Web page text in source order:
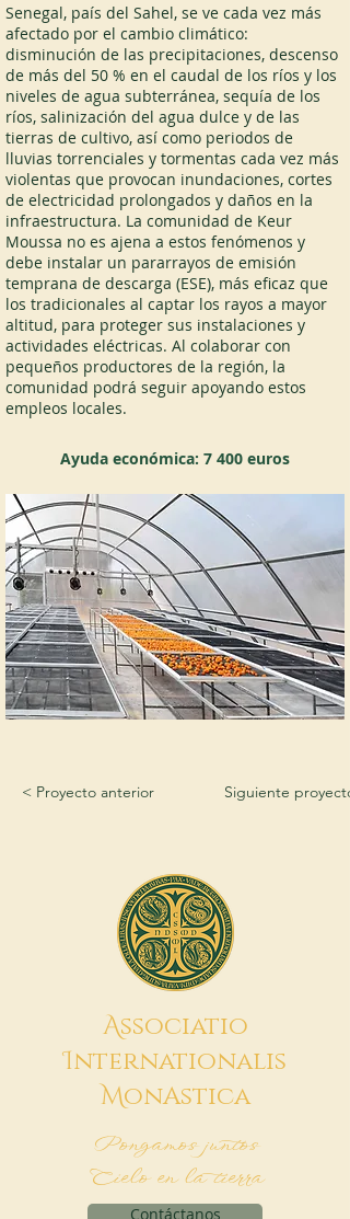
Senegal, país del Sahel, se ve cada vez más
afectado por el cambio climático:
disminución de las precipitaciones, descenso
de más del 50 % en el caudal de los ríos y los
niveles de agua subterránea, sequía de los
ríos, salinización del agua dulce y de las
tierras de cultivo, así como periodos de
lluvias torrenciales y tormentas cada vez más
violentas que provocan inundaciones, cortes
de electricidad prolongados y daños en la
infraestructura. La comunidad de Keur
Moussa no es ajena a estos fenómenos y
debe instalar un pararrayos de emisión
temprana de descarga (ESE), más eficaz que
los tradicionales al captar los rayos a mayor
altitud, para proteger sus instalaciones y
actividades eléctricas. Al colaborar con
pequeños productores de la región, la
comunidad podrá seguir apoyando estos
empleos locales.
Ayuda económica: 7 400 euros
< Proyecto anterior Siguiente
Associatio
Internationalis
MonAstica
Pongamos juntos
Cielo en la tierra
Contáctanos